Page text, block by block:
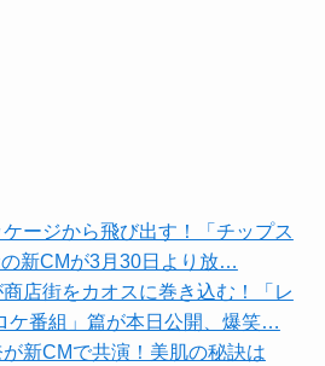
ージから飛び出す！「チップス
新CMが3月30日より放…
店街をカオスに巻き込む！「レ
ケ番組」篇が本日公開、爆笑…
新CMで共演！美肌の秘訣は